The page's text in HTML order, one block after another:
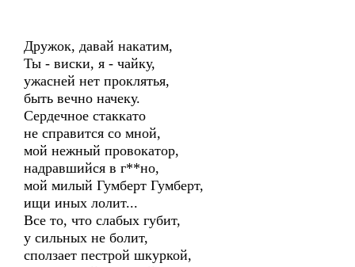
Дружок, давай накатим,
Ты - виски, я - чайку,
ужасней нет проклятья,
быть вечно начеку.
Сердечное стаккато
не справится со мной,
мой нежный провокатор,
надравшийся в г**но,
мой милый Гумберт Гумберт,
ищи иных лолит...
Все то, что слабых губит,
у сильных не болит,
сползает пестрой шкуркой,